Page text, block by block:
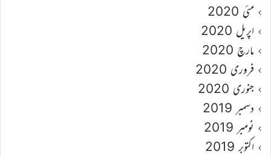
مئی 2020
اپریل 2020
مارچ 2020
فروری 2020
جنوری 2020
دسمبر 2019
نومبر 2019
اکتوبر 2019